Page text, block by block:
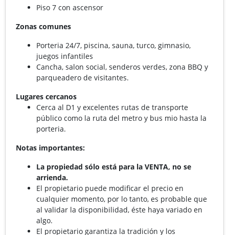
Piso 7 con ascensor
Zonas comunes
Porteria 24/7, piscina, sauna, turco, gimnasio,
juegos infantiles
Cancha, salon social, senderos verdes, zona BBQ y
parqueadero de visitantes.
Lugares cercanos
Cerca al D1 y excelentes rutas de transporte
público como la ruta del metro y bus mio hasta la
porteria.
Notas importantes:
La propiedad sólo está para la VENTA, no se
arrienda.
El propietario puede modificar el precio en
cualquier momento, por lo tanto, es probable que
al validar la disponibilidad, éste haya variado en
algo.
El propietario garantiza la tradición y los